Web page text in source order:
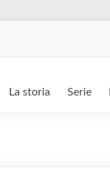
La storia Serie